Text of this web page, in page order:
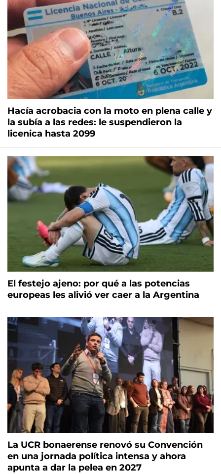
Hacía acrobacia con la moto en plena calle y
la subía a las redes: le suspendieron la
licenica hasta 2099
El festejo ajeno: por qué a las potencias
europeas les alivió ver caer a la Argentina
La UCR bonaerense renovó su Convención
en una jornada política intensa y ahora
apunta a dar la pelea en 2027